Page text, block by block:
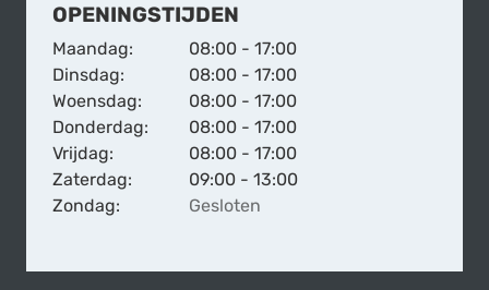
OPENINGSTIJDEN
Maandag:
08:00 - 17:00
Dinsdag:
08:00 - 17:00
Woensdag:
08:00 - 17:00
Donderdag:
08:00 - 17:00
Vrijdag:
08:00 - 17:00
Zaterdag:
09:00 - 13:00
Zondag:
Gesloten